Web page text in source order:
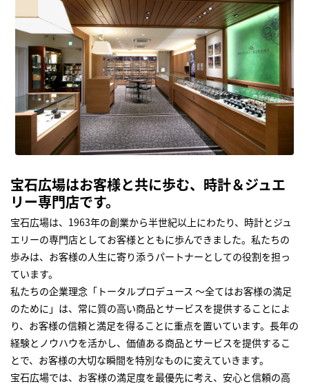
宝石広場はお客様と共に歩む、時計＆ジュエ
リー専門店です。
宝石広場は、1963年の創業から半世紀以上にわたり、時計とジュ
エリーの専門店としてお客様とともに歩んできました。私たちの
歩みは、お客様の人生に寄り添うパートナーとしての役割を担っ
ています。
私たちの企業理念「トータルプロデュース ～全てはお客様の満足
のために」は、常に質の高い商品とサービスを提供することによ
り、お客様の信頼と満足を得ることに重点を置いています。長年の
経験とノウハウを活かし、価値ある商品とサービスを提供するこ
とで、お客様の大切な瞬間を特別なものに変えていきます。
宝石広場では、お客様の満足度を最優先に考え、安心と信頼の高